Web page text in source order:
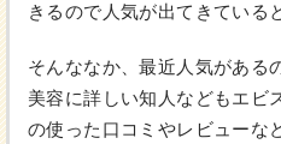
きるので人気が出てきている
そんななか、最近人気がある
美容に詳しい知人などもエビ
の使った口コミやレビューな